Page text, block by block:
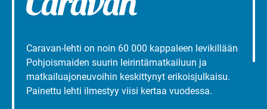
Caravan-lehti on noin 60 000 kappaleen levikillään
Pohjoismaiden suurin leirintämatkailuun ja
matkailuajoneuvoihin keskittynyt erikoisjulkaisu.
Painettu lehti ilmestyy viisi kertaa vuodessa.